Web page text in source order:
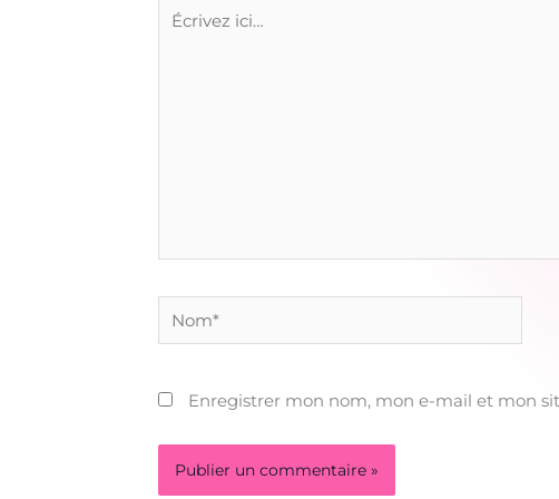
Nom*
Enregistrer mon nom, mon e-mail et mon